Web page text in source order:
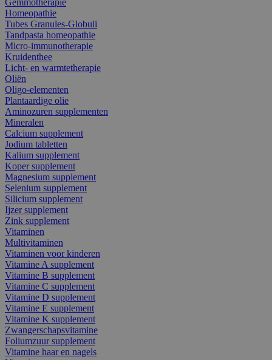
Homeopathie
Tubes Granules-Globuli
Tandpasta homeopathie
Micro-immunotherapie
Kruidenthee
Licht- en warmtetherapie
Oliën
Oligo-elementen
Plantaardige olie
Aminozuren supplementen
Mineralen
Calcium supplement
Jodium tabletten
Kalium supplement
Koper supplement
Magnesium supplement
Selenium supplement
Silicium supplement
Ijzer supplement
Zink supplement
Vitaminen
Multivitaminen
Vitaminen voor kinderen
Vitamine A supplement
Vitamine B supplement
Vitamine C supplement
Vitamine D supplement
Vitamine E supplement
Vitamine K supplement
Zwangerschapsvitamine
Foliumzuur supplement
Vitamine haar en nagels